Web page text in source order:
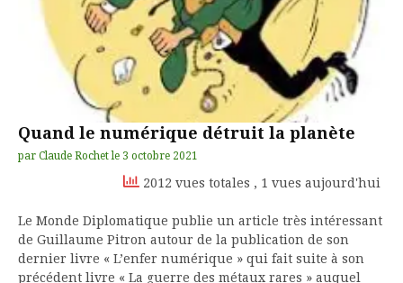
Quand le numérique détruit la planète
par Claude Rochet le 3 octobre 2021
2012 vues totales , 1 vues aujourd'hui
Le Monde Diplomatique publie un article très intéressant
de Guillaume Pitron autour de la publication de son
dernier livre « L’enfer numérique » qui fait suite à son
précédent livre « La guerre des métaux rares » auquel